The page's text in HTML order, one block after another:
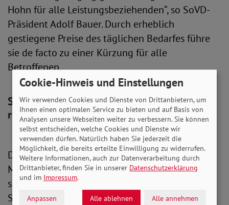
Hohn für alle Leistungsbeziehenden“, so SoVD-
Präsident Adolf Bauer. Durch erheblich
gestiegene Preise des täglichen Bedarfes führe
sie de facto zu einer Kürzung für alle
Betroffenen.
SoVD fordert: Rechenmodell endlich
reformieren!
Das konterkariere das Ziel des Gesetzgebers, per
Mischindex den realen Wert der Leistungen zu
sichern, und unterstreiche den Reformbedarf.
Schon beim Regelbedarfsermittlungsgesetz
Cookie-Hinweis und Einstellungen
Wir verwenden Cookies und Dienste von Drittanbietern, um
Ihnen einen optimalen Service zu bieten und auf Basis von
Analysen unsere Webseiten weiter zu verbessern. Sie können
selbst entscheiden, welche Cookies und Dienste wir
verwenden dürfen. Natürlich haben Sie jederzeit die
Möglichkeit, die bereits erteilte Einwilligung zu widerrufen.
Weitere Informationen, auch zur Datenverarbeitung durch
Drittanbieter, finden Sie in unserer Datenschutzerklärung
und im Impressum.
Anpassen Alle ablehnen Alle annehmen